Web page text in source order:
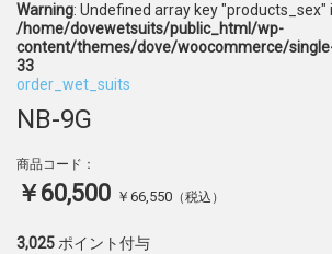
Warning: Undefined array key "products_sex"
/home/dovewetsuits/public_html/wp-
content/themes/dove/woocommerce/
33
order_wet_suits
NB-9G
商品コード：
￥60,500 ￥66,550 （税込）
3,025 ポイント付与